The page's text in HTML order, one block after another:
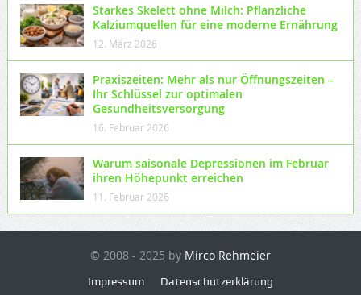
Starkes Skelett ohne Milch: Pflanzliche
Kalziumquellen für eine moderne Ernährung
12. März 2026
Praxiszeiten: Mehr als nur Öffnungszeiten –
Ihr Schlüssel zur optimalen
Gesundheitsversorgung
16. Februar 2026
Warum saisonale Depressionen im Februar
ihren Höhepunkt erreichen
11. Februar 2026
© 2008 - 2025 by Mirco Rehmeier
Impressum Datenschutzerklärung